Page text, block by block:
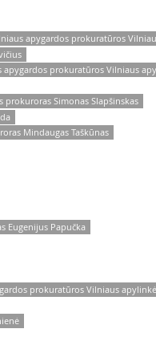
apygardos prokuratūros
apygardos prokuratūros Vilniaus
Simonas Slapšinskas
Mindaugas Taškūnas
Eugenijus Papučka
prokuratūros Vilniaus